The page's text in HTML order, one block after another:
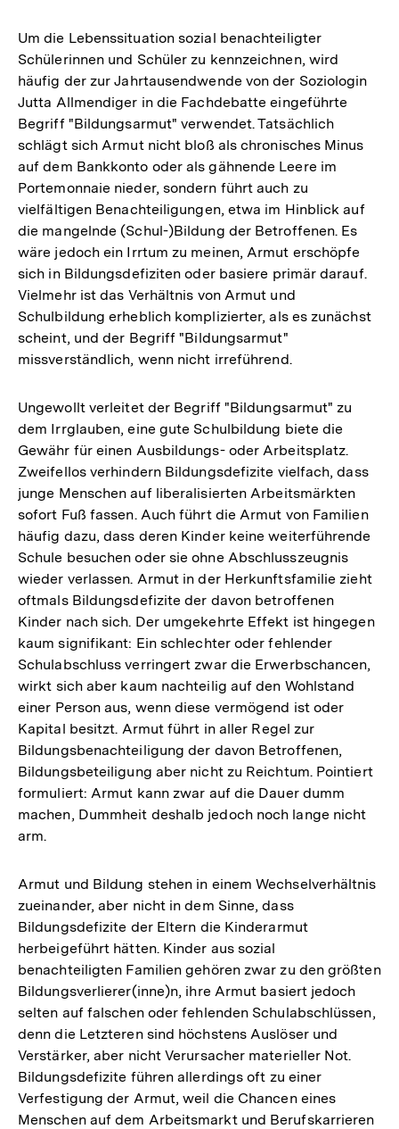
Um die Lebenssituation sozial benachteiligter
Schülerinnen und Schüler zu kennzeichnen, wird
häufig der zur Jahrtausendwende von der Soziologin
Jutta Allmendiger in die Fachdebatte eingeführte
Begriff "Bildungsarmut" verwendet. Tatsächlich
schlägt sich Armut nicht bloß als chronisches Minus
auf dem Bankkonto oder als gähnende Leere im
Portemonnaie nieder, sondern führt auch zu
vielfältigen Benachteiligungen, etwa im Hinblick auf
die mangelnde (Schul-)Bildung der Betroffenen. Es
wäre jedoch ein Irrtum zu meinen, Armut erschöpfe
sich in Bildungsdefiziten oder basiere primär darauf.
Vielmehr ist das Verhältnis von Armut und
Schulbildung erheblich komplizierter, als es zunächst
scheint, und der Begriff "Bildungsarmut"
missverständlich, wenn nicht irreführend.
Ungewollt verleitet der Begriff "Bildungsarmut" zu
dem Irrglauben, eine gute Schulbildung biete die
Gewähr für einen Ausbildungs- oder Arbeitsplatz.
Zweifellos verhindern Bildungsdefizite vielfach, dass
junge Menschen auf liberalisierten Arbeitsmärkten
sofort Fuß fassen. Auch führt die Armut von Familien
häufig dazu, dass deren Kinder keine weiterführende
Schule besuchen oder sie ohne Abschlusszeugnis
wieder verlassen. Armut in der Herkunftsfamilie zieht
oftmals Bildungsdefizite der davon betroffenen
Kinder nach sich. Der umgekehrte Effekt ist hingegen
kaum signifikant: Ein schlechter oder fehlender
Schulabschluss verringert zwar die Erwerbschancen,
wirkt sich aber kaum nachteilig auf den Wohlstand
einer Person aus, wenn diese vermögend ist oder
Kapital besitzt. Armut führt in aller Regel zur
Bildungsbenachteiligung der davon Betroffenen,
Bildungsbeteiligung aber nicht zu Reichtum. Pointiert
formuliert: Armut kann zwar auf die Dauer dumm
machen, Dummheit deshalb jedoch noch lange nicht
arm.
Armut und Bildung stehen in einem Wechselverhältnis
zueinander, aber nicht in dem Sinne, dass
Bildungsdefizite der Eltern die Kinderarmut
herbeigeführt hätten. Kinder aus sozial
benachteiligten Familien gehören zwar zu den größten
Bildungsverlierer(inne)n, ihre Armut basiert jedoch
selten auf falschen oder fehlenden Schulabschlüssen,
denn die Letzteren sind höchstens Auslöser und
Verstärker, aber nicht Verursacher materieller Not.
Bildungsdefizite führen allerdings oft zu einer
Verfestigung der Armut, weil die Chancen eines
Menschen auf dem Arbeitsmarkt und Berufskarrieren